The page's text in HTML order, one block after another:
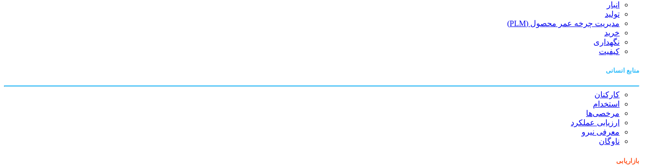
انبار
تولید
مدیریت چرخه عمر محصول (PLM)
خرید
نگهداری
کیفیت
منابع انسانی
کارکنان
استخدام
مرخصی‌ها
ارزیابی عملکرد
معرفی نیرو
ناوگان
بازاریابی